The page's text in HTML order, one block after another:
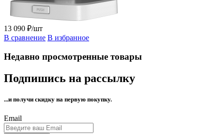
13 090 ₽/шт
В сравнение В избранное
Недавно просмотренные товары
Подпишись на рассылку
...и получи скидку на первую покупку.
Email